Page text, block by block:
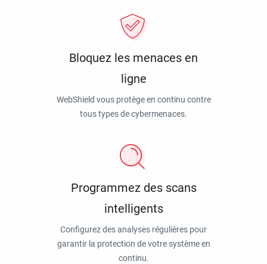
Bloquez les menaces en
ligne
WebShield vous protège en continu contre
tous types de cybermenaces.
Programmez des scans
intelligents
Configurez des analyses régulières pour
garantir la protection de votre système en
continu.